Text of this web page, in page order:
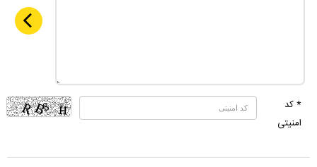
* کد
امنیتی